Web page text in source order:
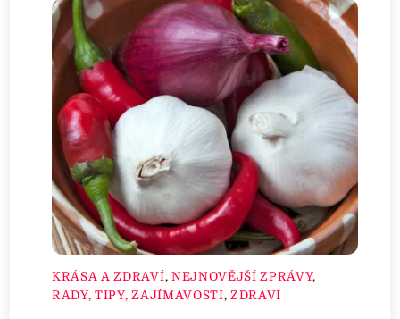
KRÁSA A ZDRAVÍ, NEJNOVĚJŠÍ ZPRÁVY,
RADY, TIPY, ZAJÍMAVOSTI, ZDRAVÍ